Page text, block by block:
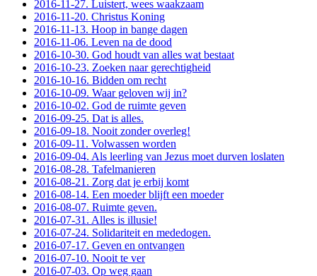
2016-11-27. Luistert, wees waakzaam
2016-11-20. Christus Koning
2016-11-13. Hoop in bange dagen
2016-11-06. Leven na de dood
2016-10-30. God houdt van alles wat bestaat
2016-10-23. Zoeken naar gerechtigheid
2016-10-16. Bidden om recht
2016-10-09. Waar geloven wij in?
2016-10-02. God de ruimte geven
2016-09-25. Dat is alles.
2016-09-18. Nooit zonder overleg!
2016-09-11. Volwassen worden
2016-09-04. Als leerling van Jezus moet durven loslaten
2016-08-28. Tafelmanieren
2016-08-21. Zorg dat je erbij komt
2016-08-14. Een moeder blijft een moeder
2016-08-07. Ruimte geven.
2016-07-31. Alles is illusie!
2016-07-24. Solidariteit en mededogen.
2016-07-17. Geven en ontvangen
2016-07-10. Nooit te ver
2016-07-03. Op weg gaan